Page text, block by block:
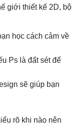
giới thiết kế 2D, bộ
học cách cảm về
Ps là đất sét để
sẽ giúp bạn
rõ khi nào nên